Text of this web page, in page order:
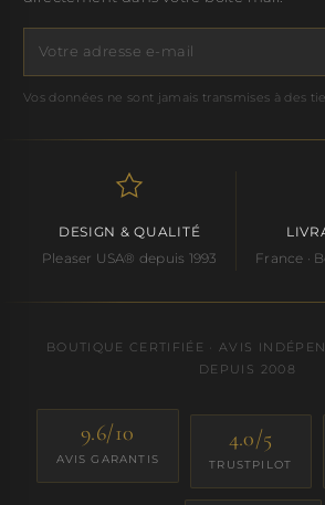
Vos données ne sont jamais transmises à des
DESIGN & QUALITÉ
Pleaser USA® depuis 1993 France ·
BOUTIQUE CERTIFIÉE · AVIS
DEPUIS 2008
9.6/10
AVIS GARANTIS
4.0/5
TRUSTPILOT